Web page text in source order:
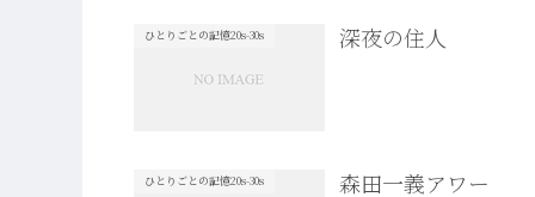
ひとりごとの記憶20s-30s 深夜の住人
ひとりごとの記憶20s-30s 森田一義アワー